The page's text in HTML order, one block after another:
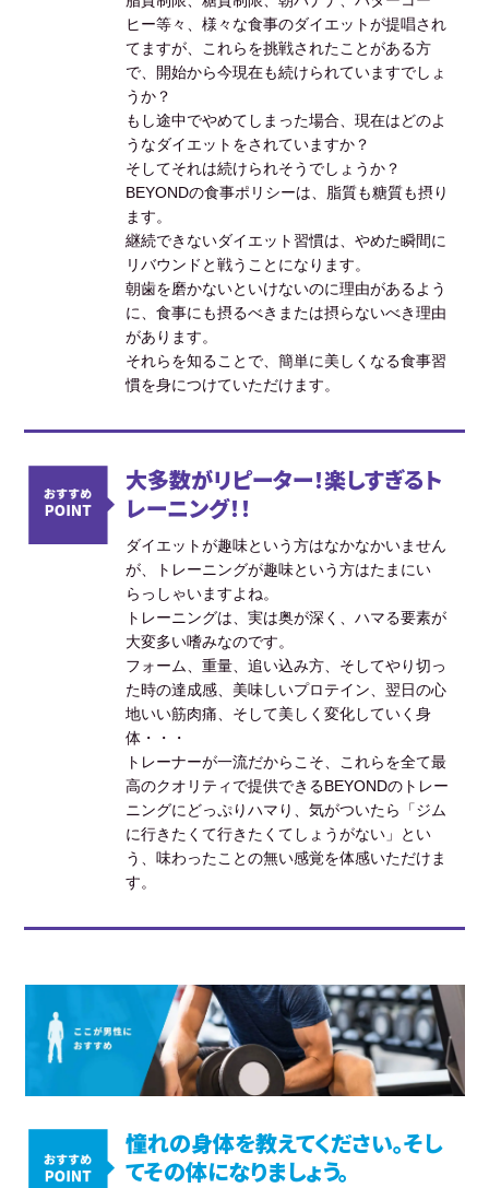
ヒー等々、様々な食事のダイエットが提唱され
てますが、これらを挑戦されたことがある方
で、開始から今現在も続けられていますでしょ
うか？
もし途中でやめてしまった場合、現在はどのよ
うなダイエットをされていますか？
そしてそれは続けられそうでしょうか？
BEYONDの食事ポリシーは、脂質も糖質も摂り
ます。
継続できないダイエット習慣は、やめた瞬間に
リバウンドと戦うことになります。
朝歯を磨かないといけないのに理由があるよう
に、食事にも摂るべきまたは摂らないべき理由
があります。
それらを知ることで、簡単に美しくなる食事習
慣を身につけていただけます。
大多数がリピーター！楽しすぎるト
レーニング！！
ダイエットが趣味という方はなかなかいません
が、トレーニングが趣味という方はたまにい
らっしゃいますよね。
トレーニングは、実は奥が深く、ハマる要素が
大変多い嗜みなのです。
フォーム、重量、追い込み方、そしてやり切っ
た時の達成感、美味しいプロテイン、翌日の心
地いい筋肉痛、そして美しく変化していく身
体・・・
トレーナーが一流だからこそ、これらを全て最
高のクオリティで提供できるBEYONDのトレー
ニングにどっぷりハマり、気がついたら「ジム
に行きたくて行きたくてしょうがない」とい
う、味わったことの無い感覚を体感いただけま
す。
憧れの身体を教えてください。そし
てその体になりましょう。